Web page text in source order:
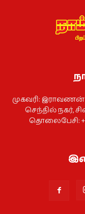
முகவரி: இராவணன்
செந்தில் நகர்,
தொலைபேசி: